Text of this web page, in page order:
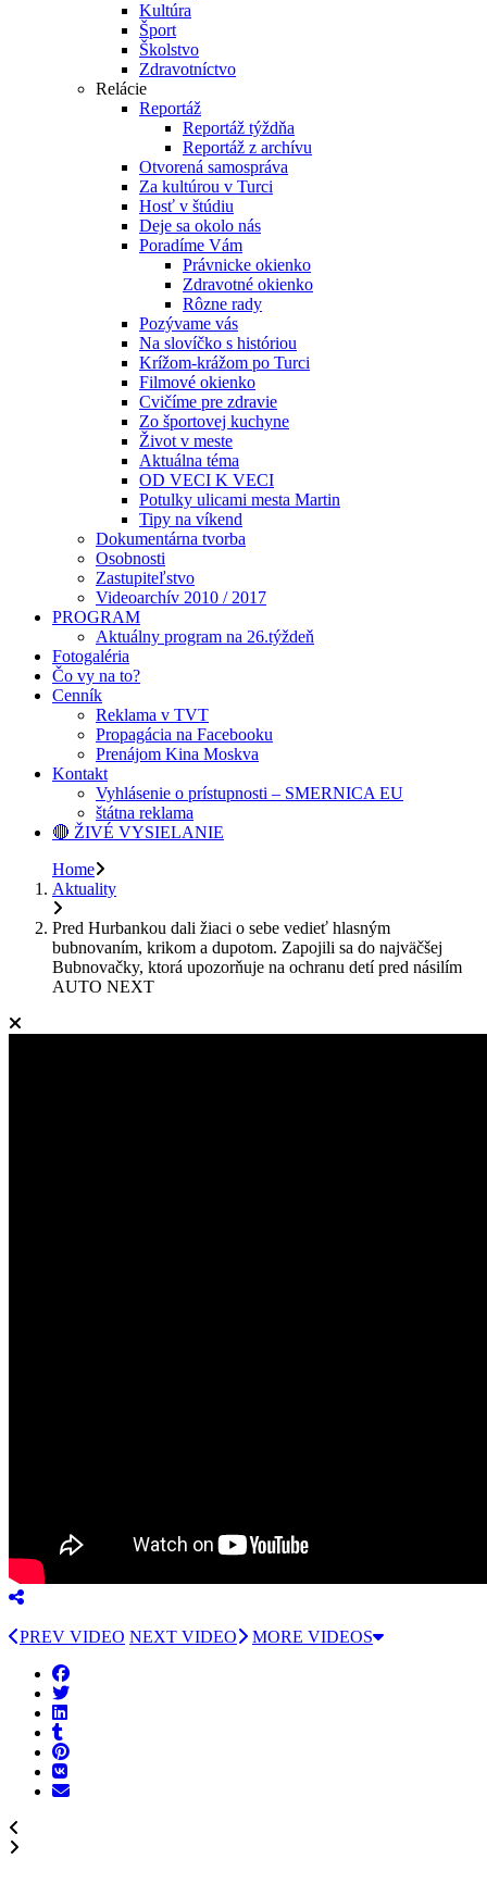
Kultúra
Šport
Školstvo
Zdravotníctvo
Relácie
Reportáž
Reportáž týždňa
Reportáž z archívu
Otvorená samospráva
Za kultúrou v Turci
Hosť v štúdiu
Deje sa okolo nás
Poradíme Vám
Právnicke okienko
Zdravotné okienko
Rôzne rady
Pozývame vás
Na slovíčko s históriou
Krížom-krážom po Turci
Filmové okienko
Cvičíme pre zdravie
Zo športovej kuchyne
Život v meste
Aktuálna téma
OD VECI K VECI
Potulky ulicami mesta Martin
Tipy na víkend
Dokumentárna tvorba
Osobnosti
Zastupiteľstvo
Videoarchív 2010 / 2017
PROGRAM
Aktuálny program na 26.týždeň
Fotogaléria
Čo vy na to?
Cenník
Reklama v TVT
Propagácia na Facebooku
Prenájom Kina Moskva
Kontakt
Vyhlásenie o prístupnosti – SMERNICA EU
štátna reklama
🔴 ŽIVÉ VYSIELANIE
Home
Aktuality
Pred Hurbankou dali žiaci o sebe vedieť hlasným
bubnovaním, krikom a dupotom. Zapojili sa do najväčšej
Bubnovačky, ktorá upozorňuje na ochranu detí pred násilím
AUTO NEXT
PREV VIDEO NEXT VIDEO MORE VIDEOS